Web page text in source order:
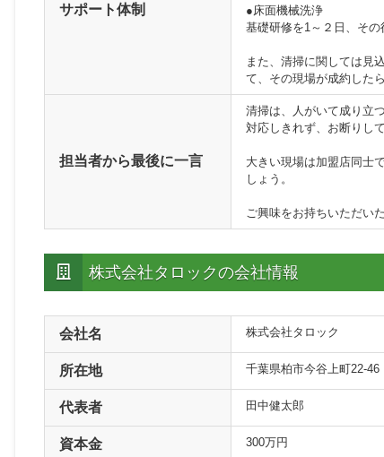
サポート体制
●床面機械洗浄
基礎研修を1～２日、そ
また、清掃に関しては見
て、その現場が成約した
担当者から最後に一言
清掃は、人がいて成り立
対応しきれず、お断りし
大きい現場は加盟店同士
しょう。
ご興味をお持ちいただい
株式会社タロックの会社情報
会社名 株式会社タロック
所在地 千葉県柏市今谷上町22-46
代表者 田中健太郎
資本金 300万円